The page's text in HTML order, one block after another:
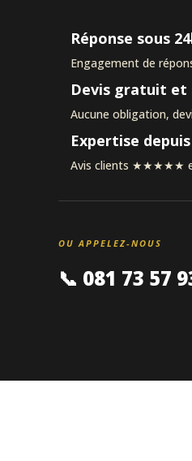
Réponse sous
Engagement de
Devis gratuit et
Aucune obligation,
Expertise depuis
Avis clients ★★★★★
OU APPELEZ-NOUS
📞 081 73 57